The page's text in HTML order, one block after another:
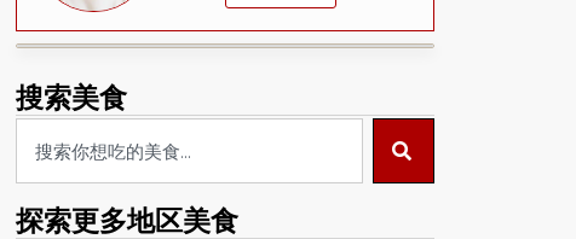
搜索美食
探索更多地区美食